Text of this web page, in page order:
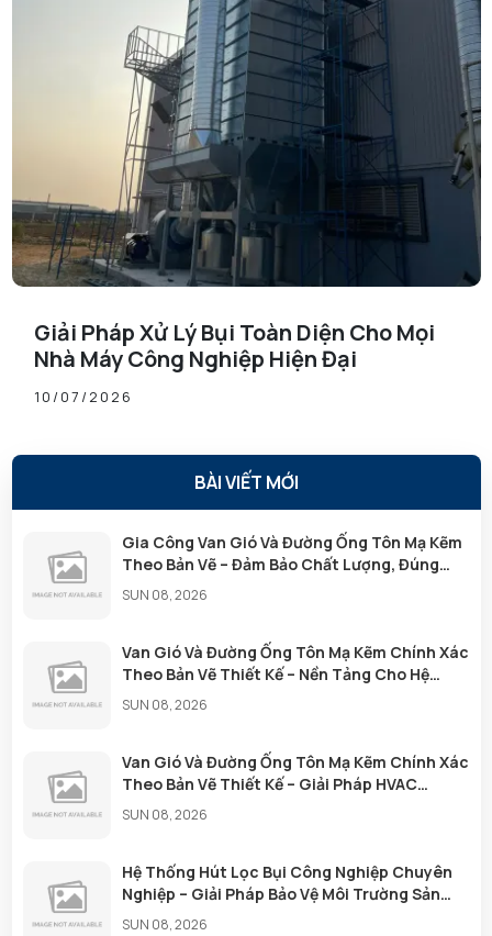
Giải Pháp Xử Lý Bụi Toàn Diện Cho Mọi
Nhà Máy Công Nghiệp Hiện Đại
10/07/2026
BÀI VIẾT MỚI
Gia Công Van Gió Và Đường Ống Tôn Mạ Kẽm
Theo Bản Vẽ – Đảm Bảo Chất Lượng, Đúng
Tiến Độ
SUN 08, 2026
Van Gió Và Đường Ống Tôn Mạ Kẽm Chính Xác
Theo Bản Vẽ Thiết Kế – Nền Tảng Cho Hệ
Thống Thông Gió Hiệu Quả
SUN 08, 2026
Van Gió Và Đường Ống Tôn Mạ Kẽm Chính Xác
Theo Bản Vẽ Thiết Kế – Giải Pháp HVAC
Chuyên Nghiệp
SUN 08, 2026
Hệ Thống Hút Lọc Bụi Công Nghiệp Chuyên
Nghiệp – Giải Pháp Bảo Vệ Môi Trường Sản
Xuất Hiệu Quả
SUN 08, 2026
Nguyễn Như Viết Phương đã mua sản phẩm Hoa
tai vàng trắng 14K
08/08/2026
vàng trắng 14K
08/08/2026
Kiều Duyên đã mua sản phẩm Hoa tai vàng trắng